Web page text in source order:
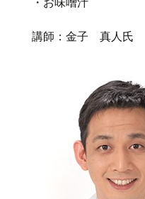
講師：金子 真人氏